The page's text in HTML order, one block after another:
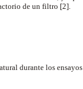
de un filtro [2].
durante los ensayos